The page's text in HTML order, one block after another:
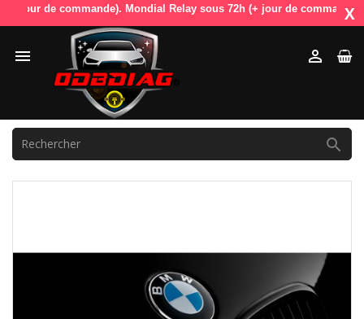
de commande). Mondial Relay sous 72h (+ jour de commande). X
 
